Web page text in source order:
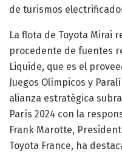
de turismos
La flota de Toyota Mirai
procedente de fuentes
Liquide, que es el
Juegos Olímpicos y
alianza estratégica
París 2024 con la
Frank Marotte,
Toyota France, ha